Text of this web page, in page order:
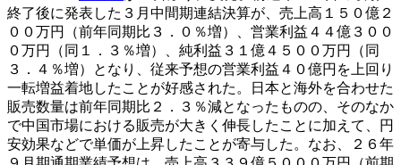
終了後に発表した３月中間期連結決算が、売上高１５０億２
００万円（前年同期比３．０％増）、営業利益４４億３００
０万円（同１．３％増）、純利益３１億４５００万円（同
３．４％増）となり、従来予想の営業利益４０億円を上回り
一転増益着地したことが好感された。日本と海外を合わせた
販売数量は前年同期比２．３％減となったものの、そのなか
で中国市場における販売が大きく伸長したことに加えて、円
安効果などで単価が上昇したことが寄与した。なお、２６年